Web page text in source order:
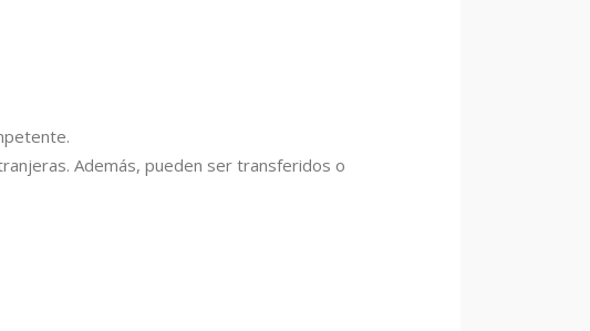
Además, pueden ser transferidos o